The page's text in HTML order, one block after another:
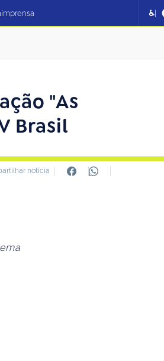
imprensa ♿|
"As
Brasil
notícia